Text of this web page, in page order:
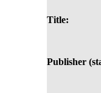
Title:
Publisher